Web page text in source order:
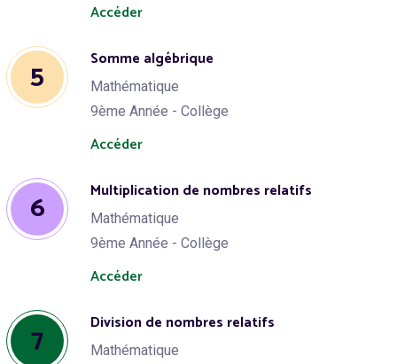
Accéder
5 Somme algébrique
Mathématique
9ème Année - Collège
Accéder
6 Multiplication de nombres relatifs
Mathématique
9ème Année - Collège
Accéder
7 Division de nombres relatifs
Mathématique